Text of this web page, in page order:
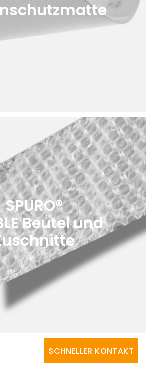
SPURO®
Beutel und
SCHNELLER KONTAKT